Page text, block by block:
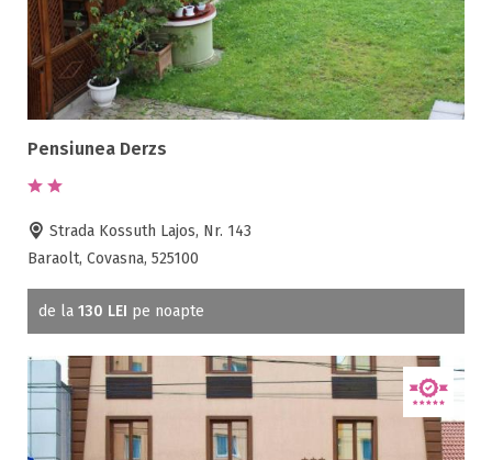
Pensiunea Derzs
Strada Kossuth Lajos, Nr. 143
Baraolt, Covasna, 525100
de la 130 LEI pe noapte